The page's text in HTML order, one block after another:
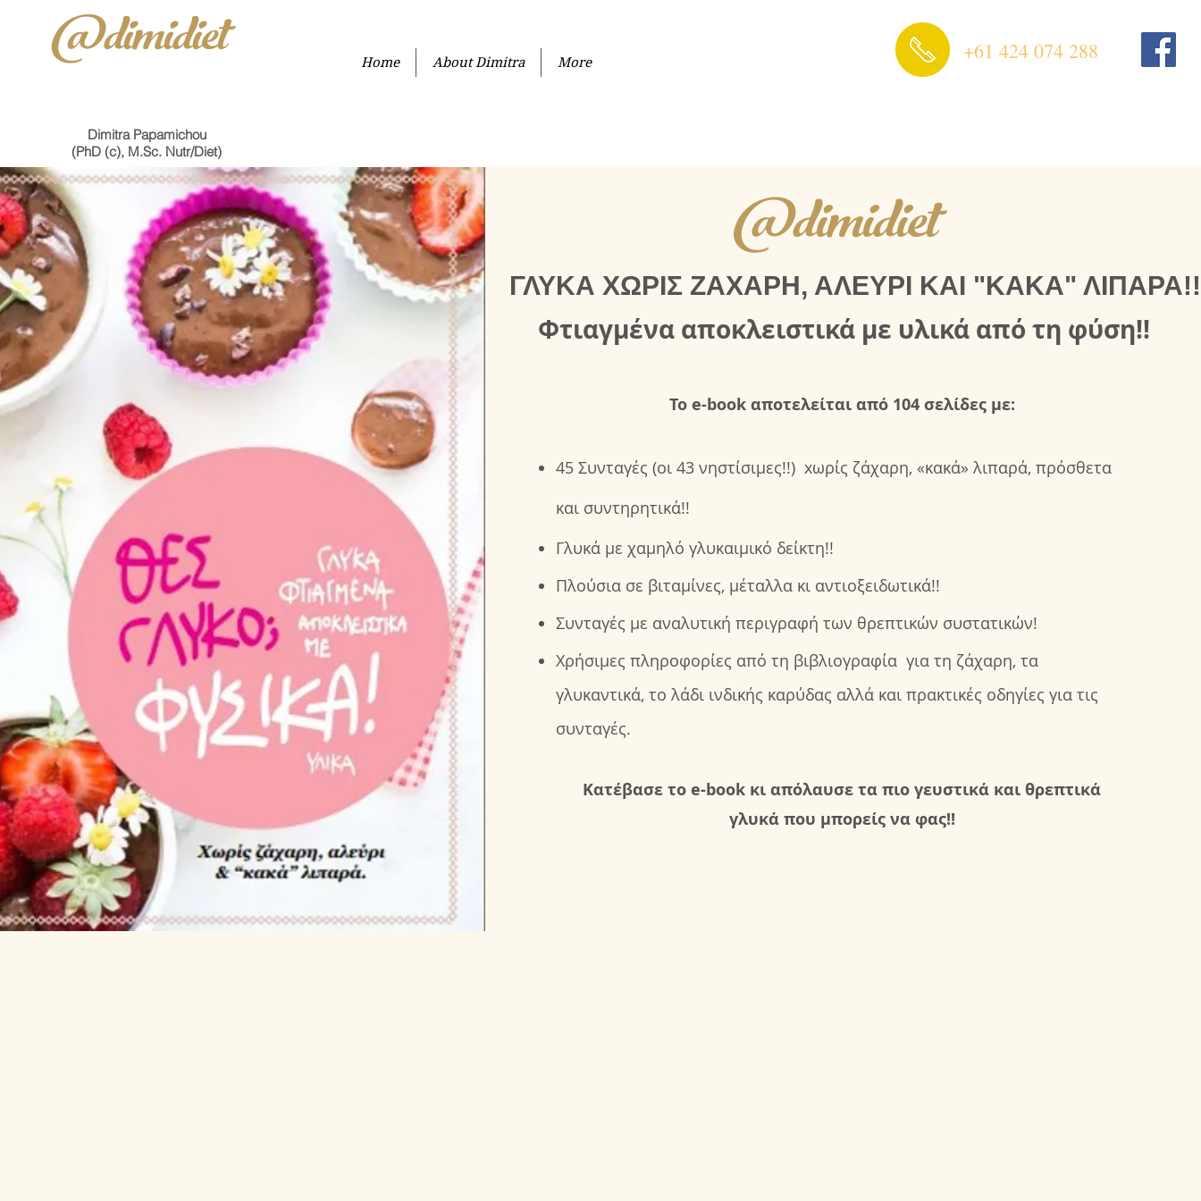
Home About Dimitra More
@dimidiet +61 424 074 288
Dimitra Papamichou
(PhD (c), M.Sc. Nutr/Diet)
@dimidiet
Το e-book αποτελείται από 104 σελίδες με:
45 Συνταγές (οι 43 νηστίσιμες!!) xωρίς ζάχαρη, «κακά» λιπαρά, πρόσθετα
και συντηρητικά!!
Γλυκά με χαμηλό γλυκαιμικό δείκτη!!
Πλούσια σε βιταμίνες, μέταλλα κι αντιοξειδωτικά!!
Συνταγές με αναλυτική περιγραφή των θρεπτικών συστατικών!
Χρήσιμες πληροφορίες από τη βιβλιογραφία για τη ζάχαρη, τα
γλυκαντικά, το λάδι ινδικής καρύδας αλλά και πρακτικές οδηγίες για τις
συνταγές.
Κατέβασε το e-book κι απόλαυσε τα πιο γευστικά και θρεπτικά
γλυκά που μπορείς να φας!!
ΓΛΥΚΑ ΧΩΡΙΣ ΖΑΧΑΡΗ, ΑΛΕΥΡΙ ΚΑΙ "ΚΑΚΑ"
Φτιαγμένα αποκλειστικά με υλικά από τη φύση!!